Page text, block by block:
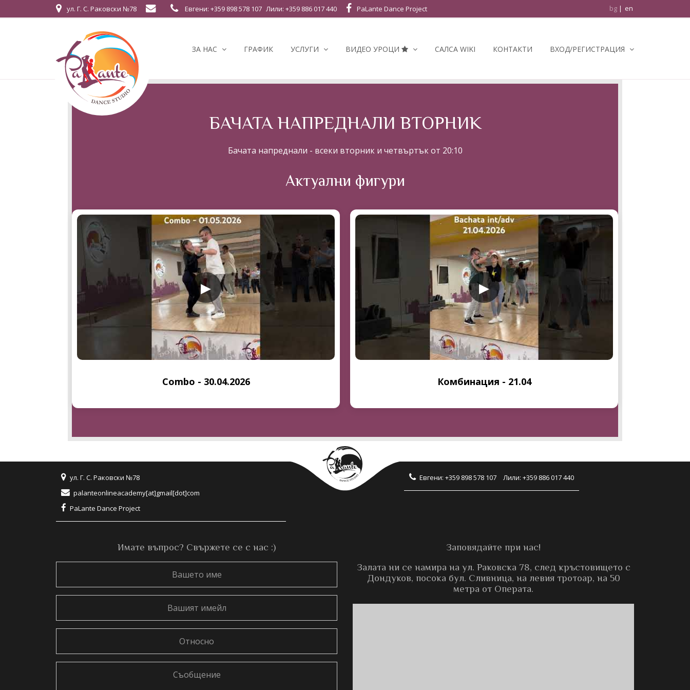
ул. Г. С. Раковски №78 Евгени: +359 898 578 107 Лили: +359 886 017 440 PaLante Dance Project bg en
ЗА НАС ГРАФИК УСЛУГИ ВИДЕО УРОЦИ САЛСА WIKI КОНТАКТИ ВХОД/РЕГИСТРАЦИЯ
БАЧАТА НАПРЕДНАЛИ ВТОРНИК
Бачата напреднали - всеки вторник и четвъртък от 20:10
Актуални фигури
▶
Combo - 30.04.2026
▶
Комбинация - 21.04
ул. Г. С. Раковски №78
palanteonlineacademy[at]gmail[dot]com
PaLante Dance Project
Евгени: +359 898 578 107 Лили: +359 886 017 440
Имате въпрос? Свържете се с нас :)
Заповядайте при нас!
Залата ни се намира на ул. Раковска 78, след кръстовището с
Дондуков, посока бул. Сливница, на левия тротоар, на 50
метра от Операта.